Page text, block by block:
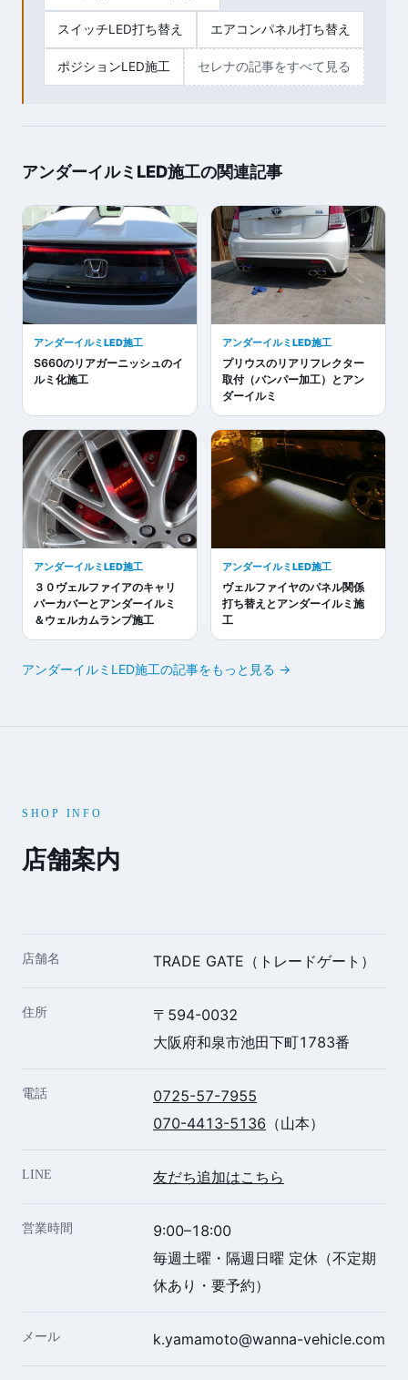
スイッチLED打ち替え エアコンパネル打ち替え
ポジションLED施工 セレナの記事をすべて見る
アンダーイルミLED施工の関連記事
アンダーイルミLED施工
S660のリアガーニッシュのイ
ルミ化施工
アンダーイルミLED施工
プリウスのリアリフレクター
取付（バンパー加工）とアン
ダーイルミ
アンダーイルミLED施工
３０ヴェルファイアのキャリ
パーカバーとアンダーイルミ
＆ウェルカムランプ施工
アンダーイルミLED施工
ヴェルファイヤのパネル関係
打ち替えとアンダーイルミ施
工
アンダーイルミLED施工の記事をもっと見る →
SHOP INFO
店舗案内
店舗名 TRADE GATE（トレードゲート）
住所
〒594-0032
大阪府和泉市池田下町1783番
電話
0725-57-7955
070-4413-5136 （山本）
LINE 友だち追加はこちら
営業時間
9:00–18:00
毎週土曜・隔週日曜 定休（不定期
休あり・要予約）
メール k.yamamoto@wanna-vehicle.com